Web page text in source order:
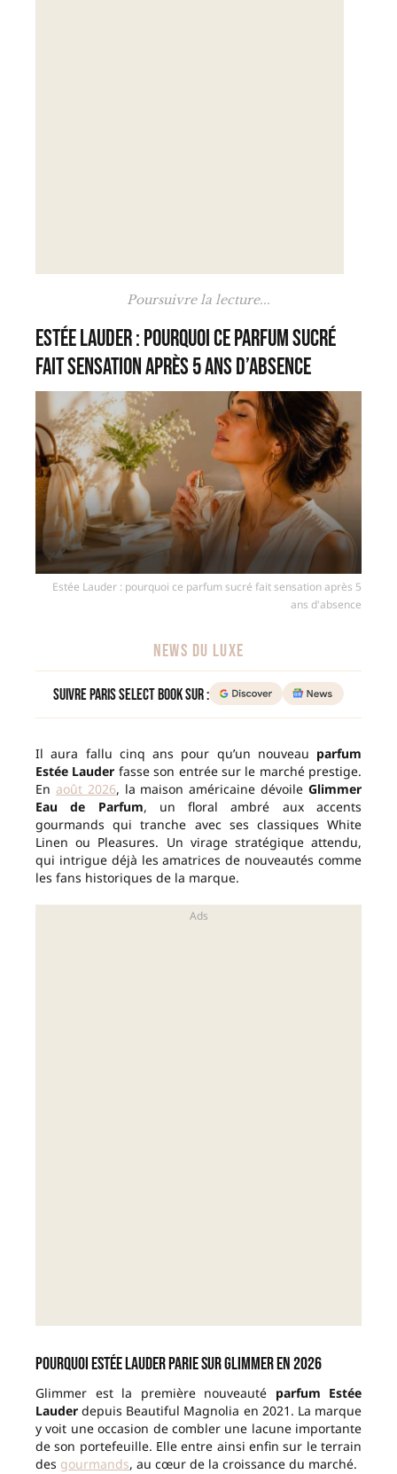
Poursuivre la lecture...
Estée Lauder : pourquoi ce parfum sucré
fait sensation après 5 ans d’absence
Estée Lauder : pourquoi ce parfum sucré fait sensation après 5
ans d'absence
NEWS DU LUXE
Suivre Paris Select Book sur :
Il aura fallu cinq ans pour qu’un nouveau parfum
Estée Lauder fasse son entrée sur le marché prestige.
En août 2026, la maison américaine dévoileGlimmer
Eau de Parfum, un floral ambré aux accents
gourmands qui tranche avec ses classiques White
Linen ou Pleasures. Un virage stratégique attendu,
qui intrigue déjà les amatrices de nouveautés comme
les fans historiques de la marque.
Pourquoi Estée Lauder parie sur Glimmer en 2026
Glimmer est la première nouveauté parfum Estée
Lauder depuis Beautiful Magnolia en 2021. La marque
y voit une occasion de combler une lacune importante
de son portefeuille. Elle entre ainsi enfin sur le terrain
des gourmands, au cœur de la croissance du marché.